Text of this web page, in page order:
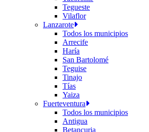
Tegueste
Vilaflor
Lanzarote
Todos los municipios
Arrecife
Haría
San Bartolomé
Teguise
Tinajo
Tías
Yaiza
Fuerteventura
Todos los municipios
Antigua
Betancuria